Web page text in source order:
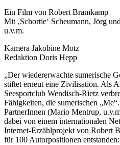
Ein Film von Robert Bramkamp
Mit ‚Schortie‘ Scheumann, Jörg
u.v.m.
Kamera Jakobine Motz
Redaktion Doris Hepp
„Der wiedererwachte sumerische
stiftet erneut eine Zivilisation. Als
Seesportclub Wendisch-Rietz
Fähigkeiten, die sumerischen
PartnerInnen (Mario Mentrup,
dabei von einem internationalen
Internet-Erzählprojekt von Robert
für 100 Autorpositionen entstanden: